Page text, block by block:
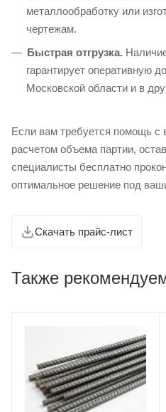
металлообработку или
чертежам.
Быстрая отгрузка.
гарантирует оперативную
Московской области и в
Если вам требуется помощь
расчетом объема партии,
специалисты бесплатно
оптимальное решение под
Скачать прайс-лист
Также